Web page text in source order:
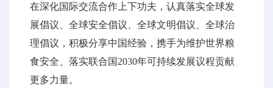
在深化国际交流合作上下功夫，认真落实全球发
展倡议、全球安全倡议、全球文明倡议、全球治
理倡议，积极分享中国经验，携手为维护世界粮
食安全、落实联合国2030年可持续发展议程贡献
更多力量。